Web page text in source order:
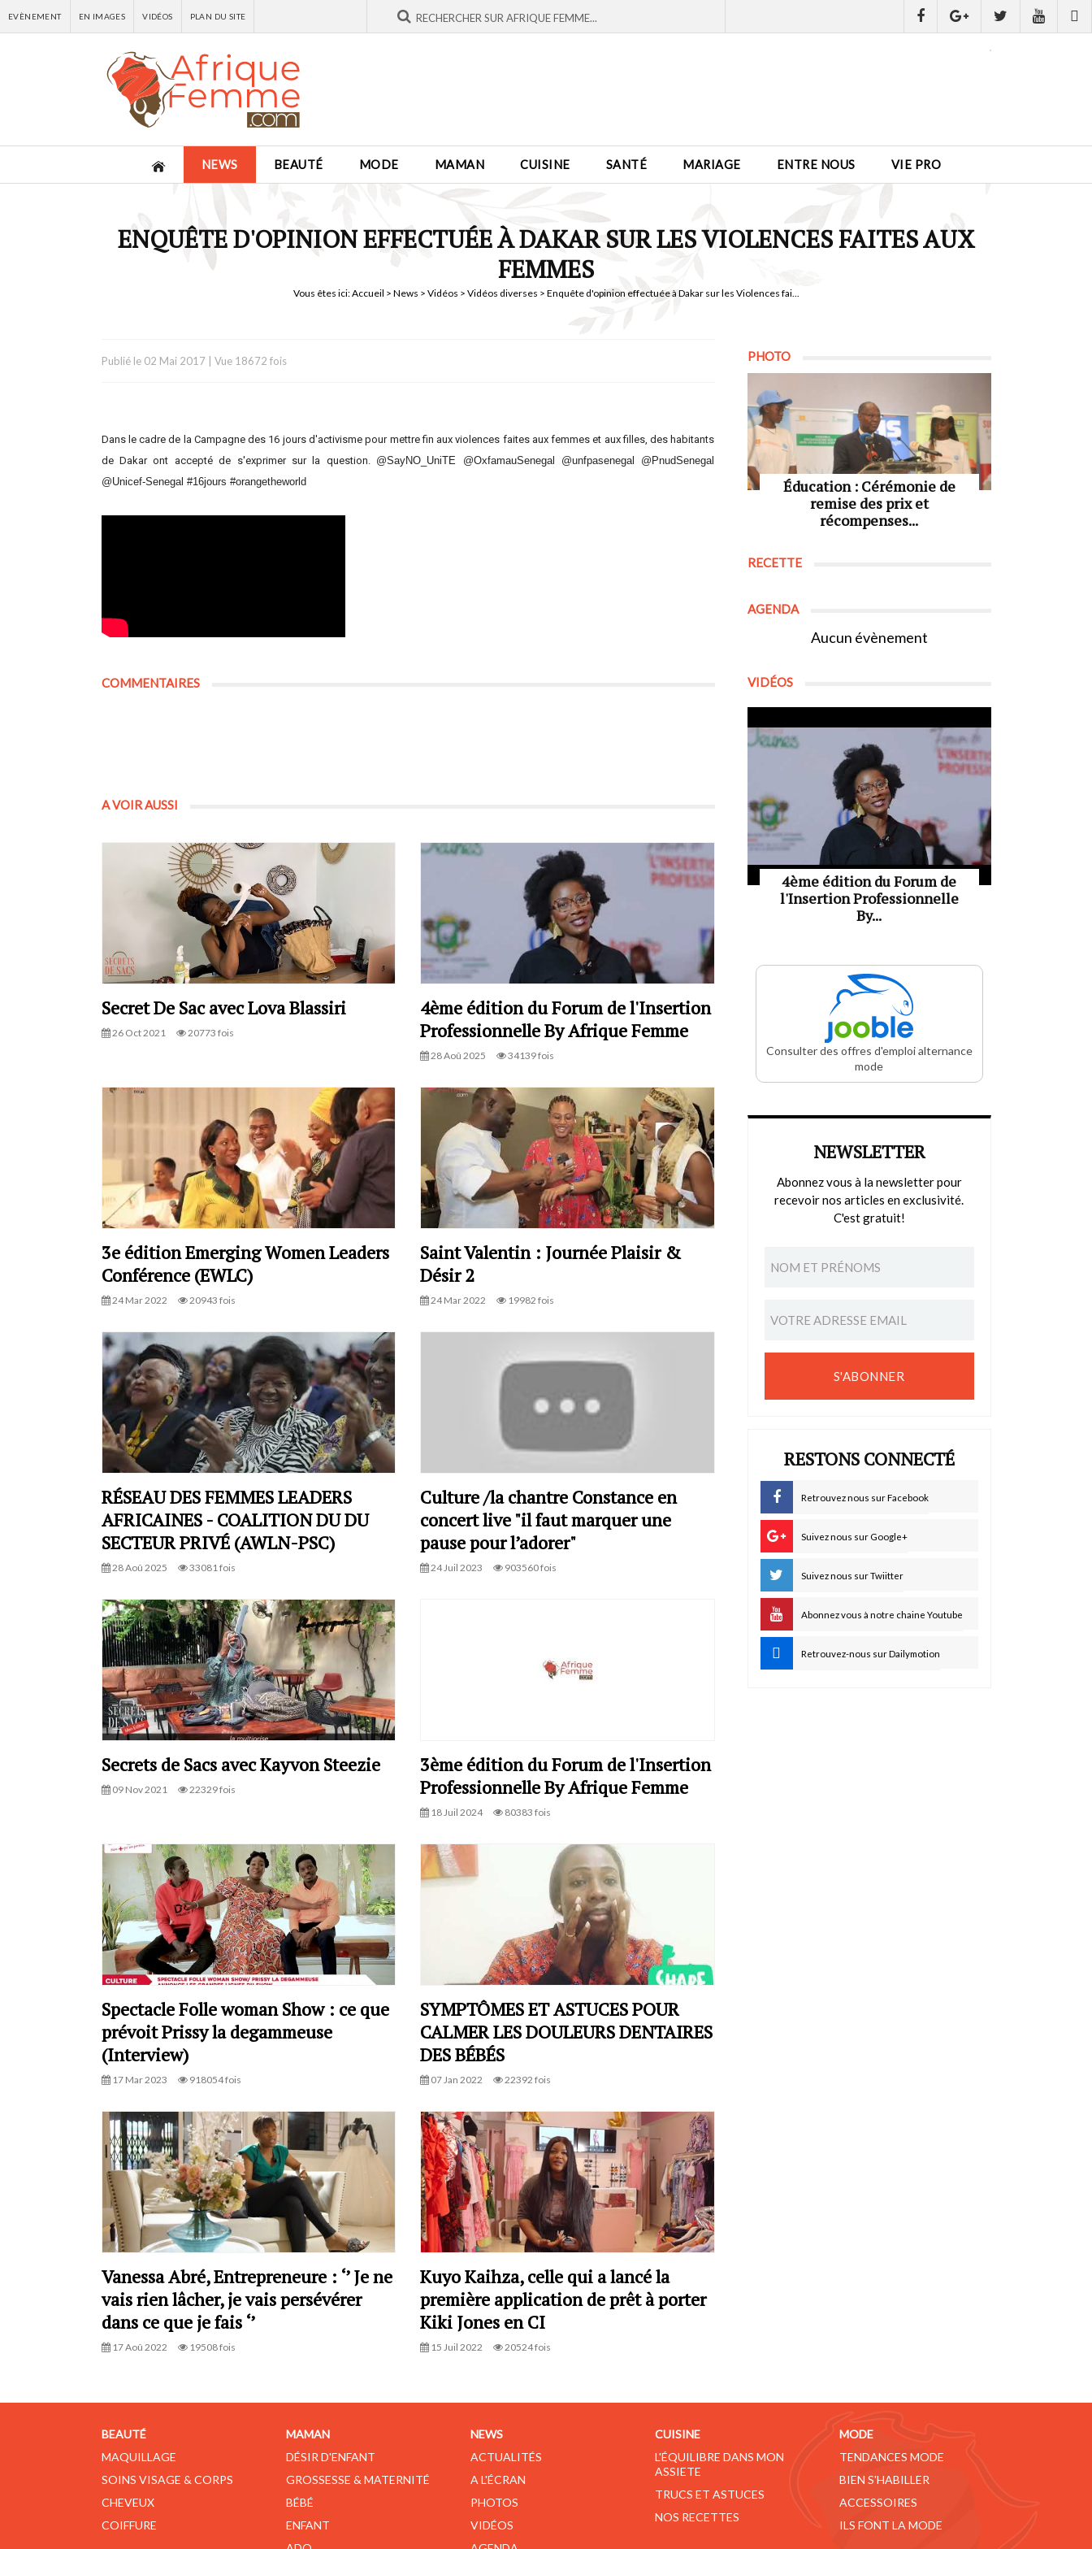
EVÈNEMENT EN IMAGES VIDÉOS PLAN DU SITE
NEWS BEAUTÉ MODE MAMAN CUISINE SANTÉ MARIAGE ENTRE NOUS VIE PRO
ENQUÊTE D'OPINION EFFECTUÉE À DAKAR SUR LES VIOLENCES FAITES AUX
FEMMES
Vous êtes ici:Accueil > News > Vidéos > Vidéos diverses > Enquête d'opinion effectuée à Dakar sur les Violences fai...
Publié le 02 Mai 2017| Vue 18672 fois
Dans le cadre de la Campagne des 16 jours d'activisme pour mettre fin aux violences faites aux femmes et aux filles, des habitants
de Dakar ont accepté de s'exprimer sur la question. @SayNO_UniTE @OxfamauSenegal @unfpasenegal @PnudSenegal
@Unicef-Senegal ‪#‎16jours‬ ‪#‎orangetheworld‬
COMMENTAIRES
A VOIR AUSSI
Secret De Sac avec Lova Blassiri
26 Oct 2021 20773 fois
4ème édition du Forum de l'Insertion
Professionnelle By Afrique Femme
28 Aoû 2025 34139 fois
3e édition Emerging Women Leaders
Conférence (EWLC)
24 Mar 2022 20943 fois
Saint Valentin : Journée Plaisir &
Désir 2
24 Mar 2022 19982 fois
RÉSEAU DES FEMMES LEADERS
AFRICAINES - COALITION DU DU
SECTEUR PRIVÉ (AWLN-PSC)
28 Aoû 2025 33081 fois
Culture /la chantre Constance en
concert live "il faut marquer une
pause pour l’adorer"
24 Juil 2023 903560 fois
Secrets de Sacs avec Kayvon Steezie
09 Nov 2021 22329 fois
3ème édition du Forum de l'Insertion
Professionnelle By Afrique Femme
18 Juil 2024 80383 fois
Spectacle Folle woman Show : ce que
prévoit Prissy la degammeuse
(Interview)
17 Mar 2023 918054 fois
SYMPTÔMES ET ASTUCES POUR
CALMER LES DOULEURS DENTAIRES
DES BÉBÉS
07 Jan 2022 22392 fois
Vanessa Abré, Entrepreneure : ‘’ Je ne
vais rien lâcher, je vais persévérer
dans ce que je fais ‘’
17 Aoû 2022 19508 fois
Kuyo Kaihza, celle qui a lancé la
première application de prêt à porter
Kiki Jones en CI
15 Juil 2022 20524 fois
PHOTO
Éducation : Cérémonie de
remise des prix et
récompenses...
RECETTE
AGENDA
Aucun évènement
VIDÉOS
4ème édition du Forum de
l'Insertion Professionnelle
By...
Consulter des offres d'emploi alternance
mode
NEWSLETTER
Abonnez vous à la newsletter pour
recevoir nos articles en exclusivité.
C'est gratuit!
S'ABONNER
RESTONS CONNECTÉ
Retrouvez nous sur Facebook
Suivez nous sur Google+
Suivez nous sur Twiitter
Abonnez vous à notre chaine Youtube
Retrouvez-nous sur Dailymotion
BEAUTÉ
MAQUILLAGE
SOINS VISAGE & CORPS
CHEVEUX
COIFFURE
MAMAN
DÉSIR D'ENFANT
GROSSESSE & MATERNITÉ
BÉBÉ
ENFANT
NEWS
ACTUALITÉS
A L'ÉCRAN
PHOTOS
VIDÉOS
CUISINE
L'ÉQUILIBRE DANS MON
ASSIETE
TRUCS ET ASTUCES
NOS RECETTES
MODE
TENDANCES MODE
BIEN S'HABILLER
ACCESSOIRES
ILS FONT LA MODE